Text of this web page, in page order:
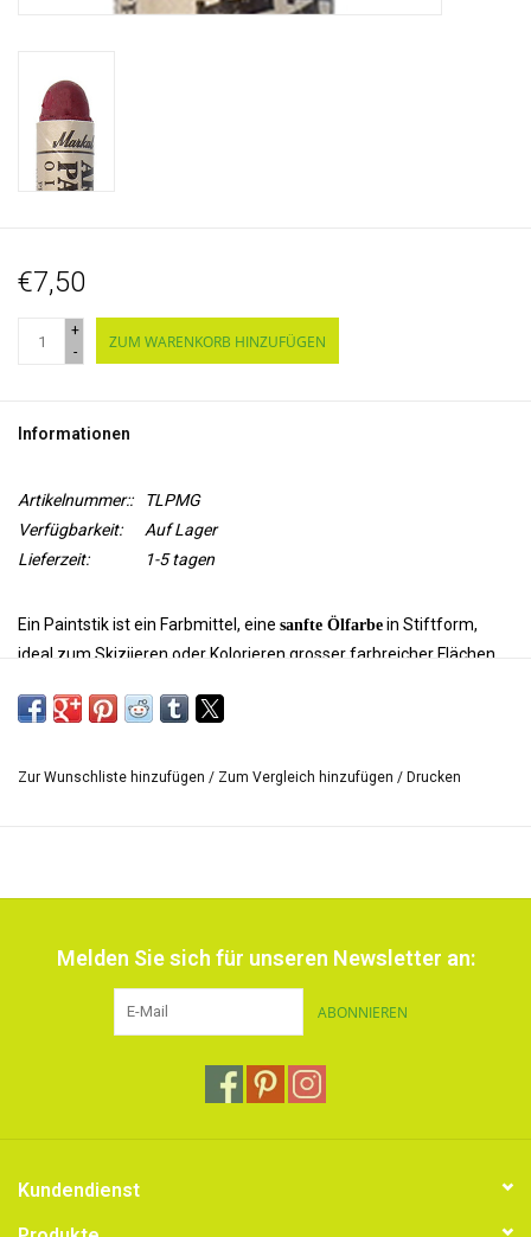
€7,50
+
-
ZUM WARENKORB HINZUFÜGEN
Informationen
Artikelnummer::
TLPMG
Verfügbarkeit:
Auf Lager
Lieferzeit:
1-5 tagen
Ein Paintstik ist ein Farbmittel, eine sanfte Ölfarbe in Stiftform,
ideal zum Skiziieren oder Kolorieren grosser farbreicher Flächen.
und irisierende Farben mitmetallischem Glanz.
Zur Wunschliste hinzufügen / Zum Vergleich hinzufügen / Drucken
Melden Sie sich für unseren Newsletter an:
ABONNIEREN
Kundendienst